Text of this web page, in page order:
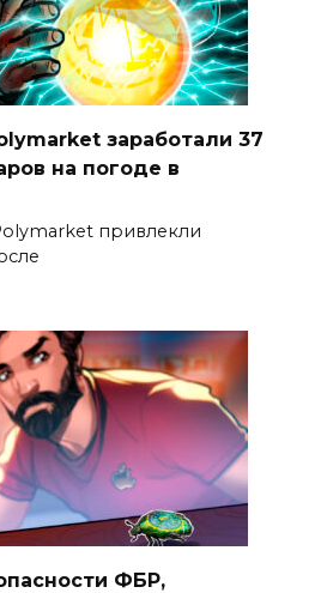
заработали 37
на погоде в
привлекли
ФБР,